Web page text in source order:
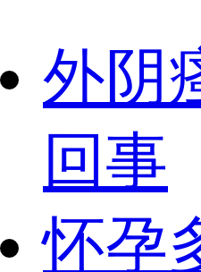
外阴
回事
怀孕